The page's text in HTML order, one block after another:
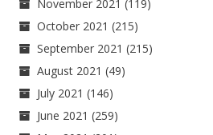
November 2021 (119)
October 2021 (215)
September 2021 (215)
August 2021 (49)
July 2021 (146)
June 2021 (259)